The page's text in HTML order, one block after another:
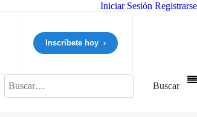
Iniciar Sesión Registrarse
Inscríbete hoy ›
Buscar
Buscar